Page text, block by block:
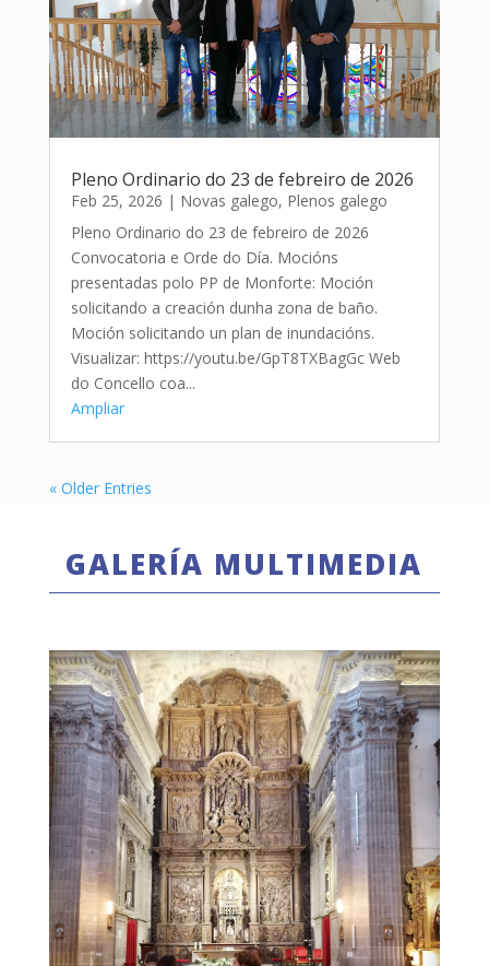
Pleno Ordinario do 23 de febreiro de 2026
Feb 25, 2026 | Novas galego, Plenos galego
Pleno Ordinario do 23 de febreiro de 2026
Convocatoria e Orde do Día. Mocións
presentadas polo PP de Monforte: Moción
solicitando a creación dunha zona de baño.
Moción solicitando un plan de inundacións.
Visualizar: https://youtu.be/GpT8TXBagGc Web
do Concello coa...
Ampliar
« Older Entries
GALERÍA MULTIMEDIA